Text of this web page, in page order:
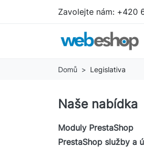
Zavolejte nám: +420
Domů Legislativa
Naše nabídka
Moduly PrestaShop
PrestaShop služby a